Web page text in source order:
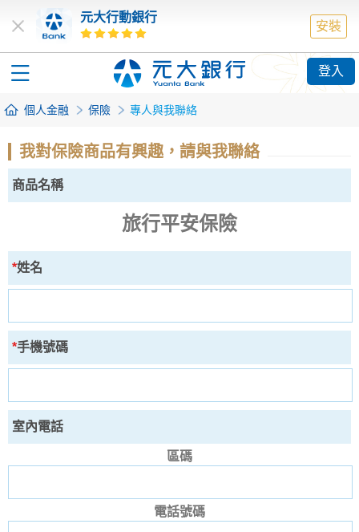
元大行動銀行
安裝
登入
個人金融 保險 專人與我聯絡
我對保險商品有興趣，請與我聯絡
商品名稱
旅行平安保險
*姓名
*手機號碼
室內電話
區碼
電話號碼